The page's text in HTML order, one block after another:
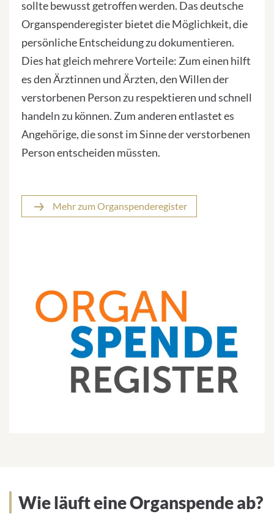
sollte bewusst getroffen werden. Das deutsche
Organspenderegister bietet die Möglichkeit, die
persönliche Entscheidung zu dokumentieren.
Dies hat gleich mehrere Vorteile: Zum einen hilft
es den Ärztinnen und Ärzten, den Willen der
verstorbenen Person zu respektieren und schnell
handeln zu können. Zum anderen entlastet es
Angehörige, die sonst im Sinne der verstorbenen
Person entscheiden müssten.
Mehr zum Organspenderegister
Wie läuft eine Organspende ab?